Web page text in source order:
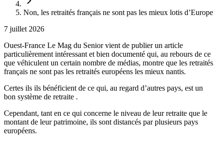
Non, les retraités français ne sont pas les mieux lotis d’Europe
7 juillet 2026
Ouest-France Le Mag du Senior vient de publier un article
particulièrement intéressant et bien documenté qui, au rebours de ce
que véhiculent un certain nombre de médias, montre que les retraités
français ne sont pas les retraités européens les mieux nantis.
Certes ils ils bénéficient de ce qui, au regard d’autres pays, est un
bon système de retraite .
Cependant, tant en ce qui concerne le niveau de leur retraite que le
montant de leur patrimoine, ils sont distancés par plusieurs pays
européens.